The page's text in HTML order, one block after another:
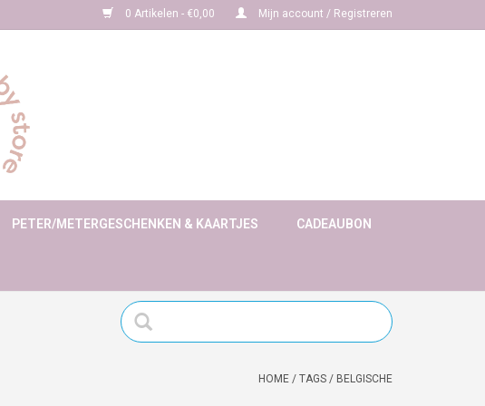
0 Artikelen - €0,00 Mijn account / Registreren
PETER/METERGESCHENKEN & KAARTJES CADEAUBON
HOME / TAGS / BELGISCHE